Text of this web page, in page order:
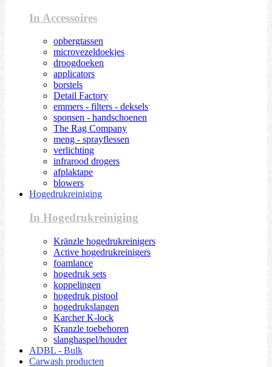
In Accessoires
opbergtassen
microvezeldoekjes
droogdoeken
applicators
borstels
Detail Factory
emmers - filters - deksels
sponsen - handschoenen
The Rag Company
meng - sprayflessen
verlichting
infrarood drogers
afplaktape
blowers
Hogedrukreiniging
In Hogedrukreiniging
Kränzle hogedrukreinigers
Active hogedrukreinigers
foamlance
hogedruk sets
koppelingen
hogedruk pistool
hogedrukslangen
Karcher K-lock
Kranzle toebehoren
slanghaspel/houder
ADBL - Bulk
Carwash producten